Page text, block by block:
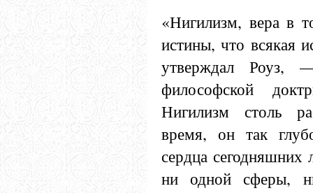
«Нигилизм, вера в
истины, что всякая
утверждал Роуз,
философской
Нигилизм столь
время, он так
сердца сегодняшних
ни одной сферы,